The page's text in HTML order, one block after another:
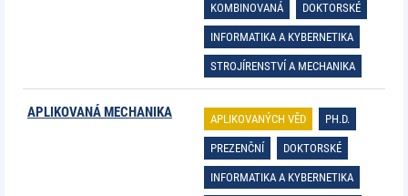
KOMBINOVANÁ DOKTORSKÉ
INFORMATIKA A KYBERNETIKA
STROJÍRENSTVÍ A MECHANIKA
APLIKOVANÁ MECHANIKA APLIKOVANÝCH VĚD PH.D.
PREZENČNÍ DOKTORSKÉ
INFORMATIKA A KYBERNETIKA